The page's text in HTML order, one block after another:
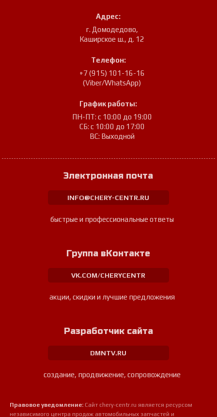
Адрес:
г. Домодедово,
Каширское ш., д. 12
Телефон:
+7 (915) 101-16-16
(Viber/WhatsApp)
График работы:
ПН-ПТ: с 10:00 до 19:00
СБ: с 10:00 до 17:00
ВС: Выходной
Электронная почта
INFO@CHERY-CENTR.RU
быстрые и профессиональные ответы
Группа вКонтакте
VK.COM/CHERYCENTR
акции, скидки и лучшие предложения
Разработчик сайта
DMNTV.RU
создание, продвижение, сопровождение
Правовое уведомление: Сайт chery-centr.ru является ресурсом
независимого центра продаж автомобильных запчастей и